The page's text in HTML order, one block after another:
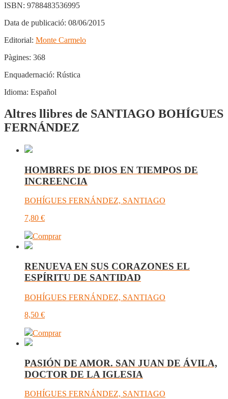
ISBN: 9788483536995
Data de publicació: 08/06/2015
Editorial: Monte Carmelo
Pàgines: 368
Enquadernació: Rústica
Idioma: Español
Altres llibres de SANTIAGO BOHÍGUES
FERNÁNDEZ
HOMBRES DE DIOS EN TIEMPOS DE
INCREENCIA
BOHÍGUES FERNÁNDEZ, SANTIAGO
7,80 €
Comprar
RENUEVA EN SUS CORAZONES EL
ESPÍRITU DE SANTIDAD
BOHÍGUES FERNÁNDEZ, SANTIAGO
8,50 €
Comprar
PASIÓN DE AMOR. SAN JUAN DE ÁVILA,
DOCTOR DE LA IGLESIA
BOHÍGUES FERNÁNDEZ, SANTIAGO